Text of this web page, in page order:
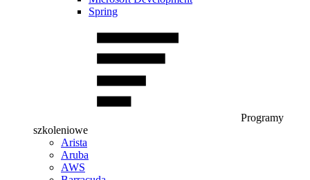
Spring
Programy
szkoleniowe
Arista
Aruba
AWS